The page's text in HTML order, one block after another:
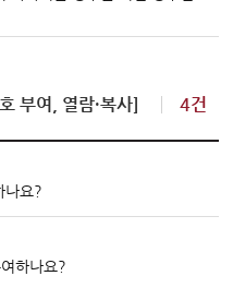
부여, 열람·복사] 4건
나요?
하나요?